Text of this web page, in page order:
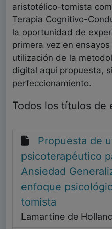
aristotélico-tomista
Terapia Cognitivo-
la oportunidad de
primera vez en
utilización de la
digital aquí propuesta,
perfeccionamiento.
Todos los títulos de
Propuesta de
psicoterapéutico
Ansiedad
enfoque
tomista
Lamartine de